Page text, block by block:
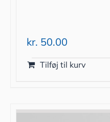
kr. 50.00
Tilføj til kurv